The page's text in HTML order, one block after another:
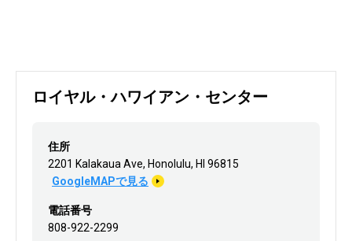
ロイヤル・ハワイアン・センター
住所
2201 Kalakaua Ave, Honolulu, HI 96815
GoogleMAPで見る
電話番号
808-922-2299